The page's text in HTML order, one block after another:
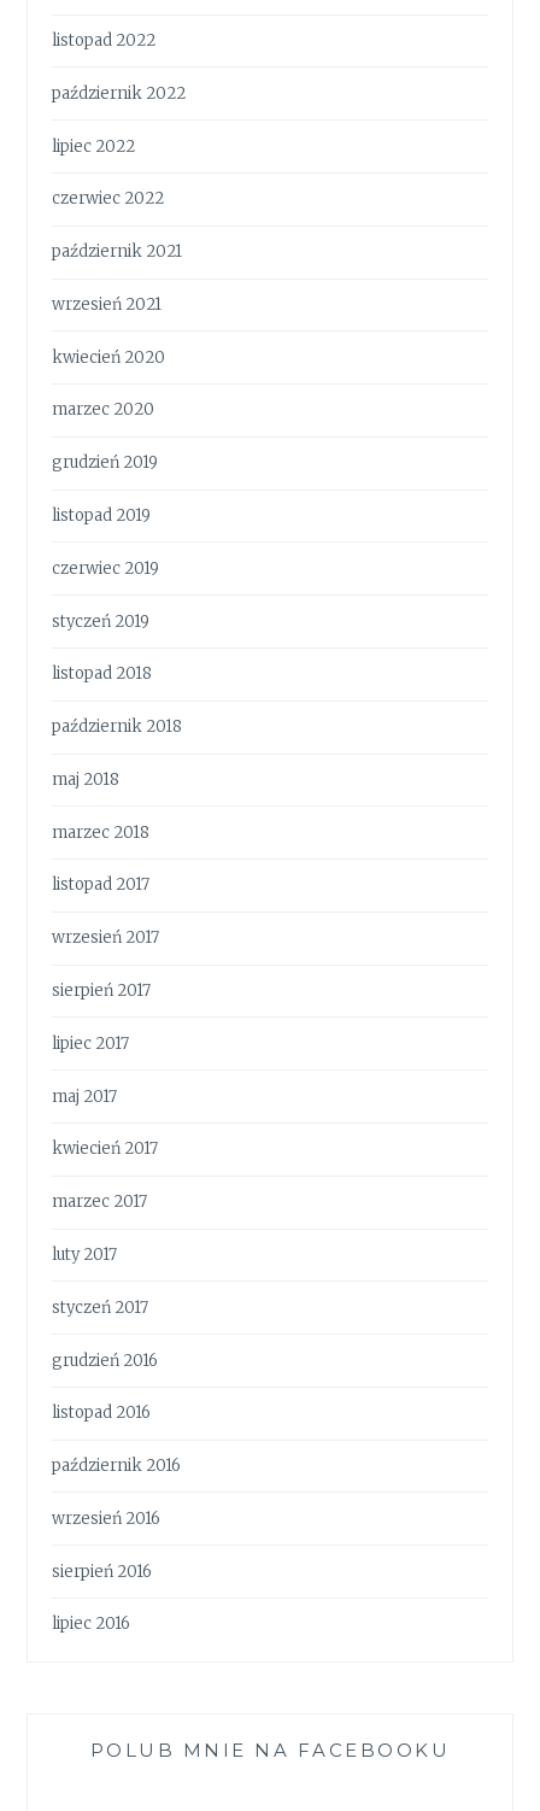
listopad 2022
październik 2022
lipiec 2022
czerwiec 2022
październik 2021
wrzesień 2021
kwiecień 2020
marzec 2020
grudzień 2019
listopad 2019
czerwiec 2019
styczeń 2019
listopad 2018
październik 2018
maj 2018
marzec 2018
listopad 2017
wrzesień 2017
sierpień 2017
lipiec 2017
maj 2017
kwiecień 2017
marzec 2017
luty 2017
styczeń 2017
grudzień 2016
listopad 2016
październik 2016
wrzesień 2016
sierpień 2016
lipiec 2016
POLUB MNIE NA FACEBOOKU